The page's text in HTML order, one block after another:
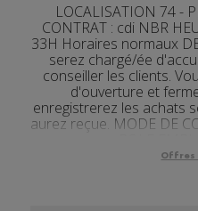
LOCALISATION 74 -
CONTRAT : cdi NBR
33H Horaires normaux
serez chargé/ée
conseiller les clients.
d'ouverture et
enregistrerez les achats
aurez reçue. MODE DE
Offres